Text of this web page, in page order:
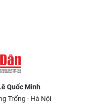
Quốc Minh
Trống - Hà Nội